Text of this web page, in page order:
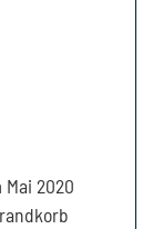
Mai 2020